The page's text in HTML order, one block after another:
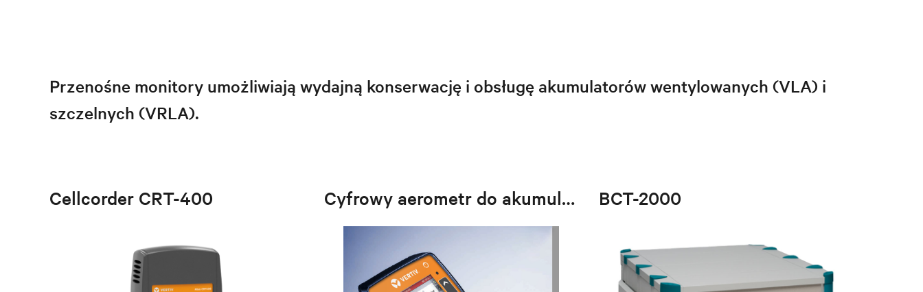
Przenośne monitory umożliwiają wydajną konserwację i obsługę akumulatorów wentylowanych (VLA) i
szczelnych (VRLA).
Cellcorder CRT-400 Cyfrowy aerometr do akumulatora BCT-2000